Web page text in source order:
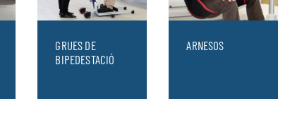
GRUES DE
BIPEDESTACIÓ
ARNESOS